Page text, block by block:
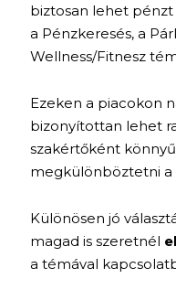
biztosan lehet
a Pénzkeresés, a
Wellness/Fitnesz
Ezeken a piacokon
bizonyítottan lehet
szakértőként
megkülönböztetni a
Különösen jó
magad is szeretnél
a témával